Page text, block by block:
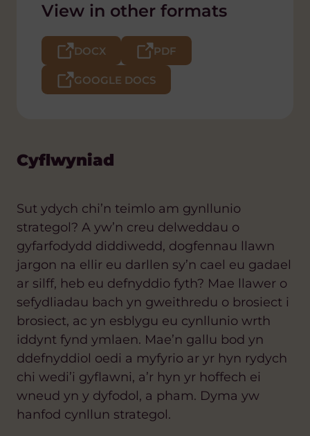
View in other formats
DOCX PDF
GOOGLE DOCS
Cyflwyniad
Sut ydych chi’n teimlo am gynllunio
strategol? A yw’n creu delweddau o
gyfarfodydd diddiwedd, dogfennau llawn
jargon na ellir eu darllen sy’n cael eu gadael
ar silff, heb eu defnyddio fyth? Mae llawer o
sefydliadau bach yn gweithredu o brosiect i
brosiect, ac yn esblygu eu cynllunio wrth
iddynt fynd ymlaen. Mae’n gallu bod yn
ddefnyddiol oedi a myfyrio ar yr hyn rydych
chi wedi’i gyflawni, a’r hyn yr hoffech ei
wneud yn y dyfodol, a pham. Dyma yw
hanfod cynllun strategol.